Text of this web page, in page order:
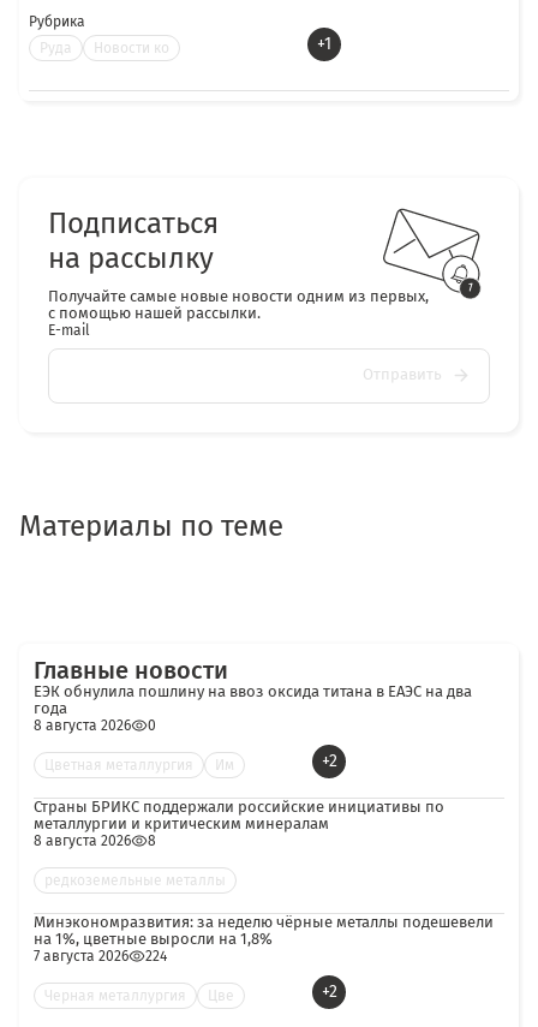
Рубрика
Руда
Новости ко +1
Подписаться
на рассылку
Получайте самые новые новости одним из первых,
с помощью нашей рассылки.
E-mail
Отправить
Материалы по теме
Главные новости
ЕЭК обнулила пошлину на ввоз оксида титана в ЕАЭС на два
года
8 августа 2026 0
Цветная металлургия Им +2
Страны БРИКС поддержали российские инициативы по
металлургии и критическим минералам
8 августа 2026 8
редкоземельные металлы
Минэкономразвития: за неделю чёрные металлы подешевели
на 1%, цветные выросли на 1,8%
7 августа 2026 224
Черная металлургия Цве +2